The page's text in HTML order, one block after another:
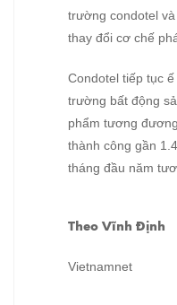
trường condotel
thay đổi cơ chế
Condotel tiếp tục
trường bất động
phẩm tương
thành công gần
tháng đầu năm
Theo Vĩnh Định
Vietnamnet